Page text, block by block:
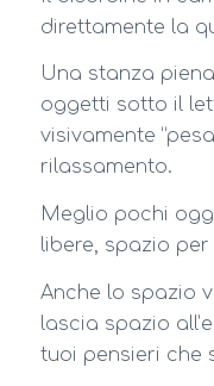
direttamente la
Una stanza
oggetti sotto il
visivamente
rilassamento.
Meglio pochi
libere, spazio per
Anche lo spazio
lascia spazio
tuoi pensieri che